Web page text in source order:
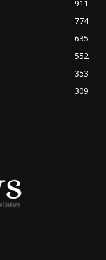
911
774
635
552
353
309